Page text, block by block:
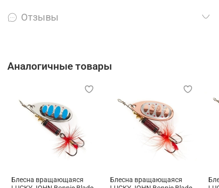
Отзывы
Аналогичные товары
Блесна вращающаяся
Блесна вращающаяся